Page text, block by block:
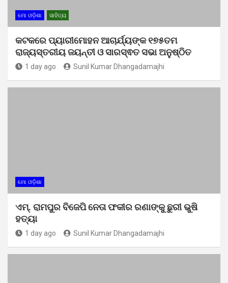
ମୋ ଓଡ଼ିଶା ସାହିତ୍ୟ
କଟକରେ ପ୍ୟାରୀମୋହନ ଆଚାର୍ଯ୍ୟଙ୍କ ୧୭୫ତମ
ରାଜ୍ୟସ୍ତରୀୟ ଜୟନ୍ତୀ ଓ ସାରସ୍ଵତ ସଭା ଅନୁଷ୍ଠିତ
1 day ago Sunil Kumar Dhangadamajhi
ମୋ ଓଡ଼ିଶା
ଏମ୍. ରାମପୁର ବିଜେପି ନେତା ଫକୀର ରଣାଙ୍କୁ ଛୁରୀ ଭୁଷି
ହତ୍ୟା
1 day ago Sunil Kumar Dhangadamajhi